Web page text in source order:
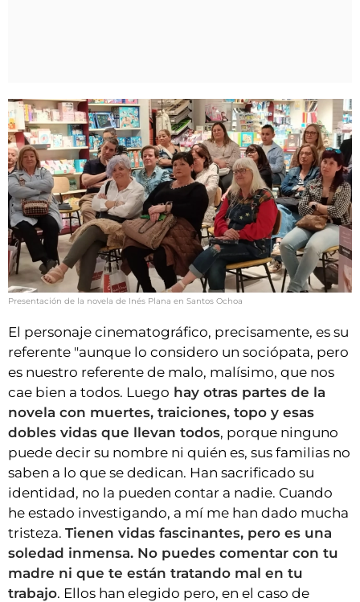
Presentación de la novela de Inés Plana en Santos Ochoa
El personaje cinematográfico, precisamente, es su
referente "aunque lo considero un sociópata, pero
es nuestro referente de malo, malísimo, que nos
cae bien a todos. Luego hay otras partes de la
novela con muertes, traiciones, topo y esas
dobles vidas que llevan todos, porque ninguno
puede decir su nombre ni quién es, sus familias no
saben a lo que se dedican. Han sacrificado su
identidad, no la pueden contar a nadie. Cuando
he estado investigando, a mí me han dado mucha
tristeza. Tienen vidas fascinantes, pero es una
soledad inmensa. No puedes comentar con tu
madre ni que te están tratando mal en tu
trabajo. Ellos han elegido pero, en el caso de